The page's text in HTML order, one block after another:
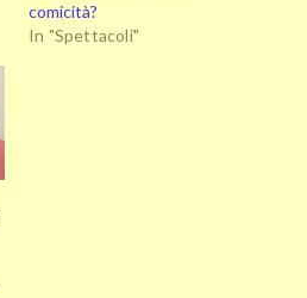
comicità?
In "Spettacoli"